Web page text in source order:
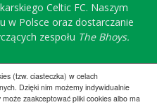
(tzw. ciasteczka) w celach
Dzięki nim możemy indywidualnie
zaakceptować pliki cookies albo ma
Celtic FC. Naszym
w Polsce oraz dostarczanie
zespołu The Bhoys.